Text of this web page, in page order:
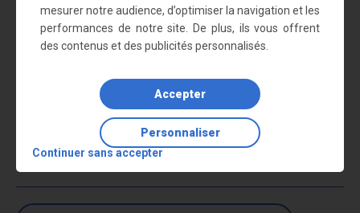
Peut une supporter une charge de 60 kg
Poids : 8,10 kg
poubelles 400 litres
Commentaires
mesurer notre audience, d’optimiser la navigation et les
performances de notre site. De plus, ils vous offrent
des contenus et des publicités personnalisés.
Personnaliser
Accepter
Continuer sans accepter